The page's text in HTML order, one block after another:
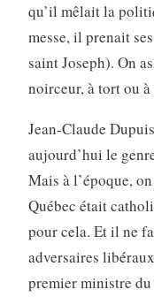
qu’il mêlait la
messe, il prenait
saint Joseph). On
noirceur, à tort ou
Jean-Claude
aujourd’hui le
Mais à l’époque,
Québec était
pour cela. Et il ne
adversaires
premier ministre